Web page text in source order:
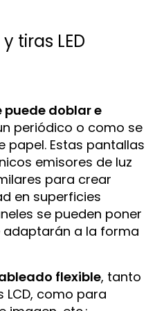
tiras LED
doblar e
periódico o como se
papel. Estas pantallas
emisores de luz
para crear
en superficies
se pueden poner
adaptarán a la forma
flexible, tanto
como para